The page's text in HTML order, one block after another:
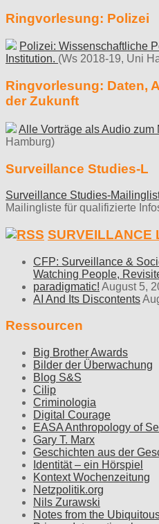
Ringvorlesung: Polizei
Polizei: Wissenschaftliche
Institution. (Ws 2018-19, Uni
Ringvorlesung: Daten,
der Zukunft
Alle Vorträge als Audio zum
Hamburg)
Surveillance Studies-L
Surveillance Studies-
Mailingliste für qualifizierte
SURVEILLANCE
CFP: Surveillance &
Watching People,
paradigmatic! August 5,
AI And Its Discontents
Ressourcen
Big Brother Awards
Bilder der Überwachung
Blog S&S
Cilip
Criminologia
Digital Courage
EASA Anthropology of
Gary T. Marx
Geschichten aus der
Identität – ein Hörspiel
Kontext Wochenzeitung
Netzpolitik.org
Nils Zurawski
Notes from the